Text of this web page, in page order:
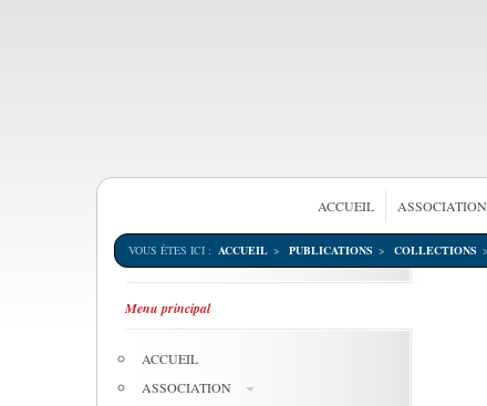
ACCUEIL ASSOCIATION
VOUS ÊTES ICI : ACCUEIL PUBLICATIONS COLLECTIONS
Menu principal
ACCUEIL
ASSOCIATION